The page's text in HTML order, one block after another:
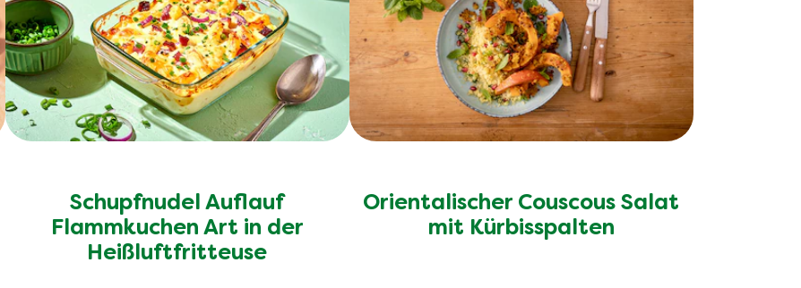
Schupfnudel Auflauf
Flammkuchen Art in der
Heißluftfritteuse
Orientalischer Couscous Salat
mit Kürbisspalten